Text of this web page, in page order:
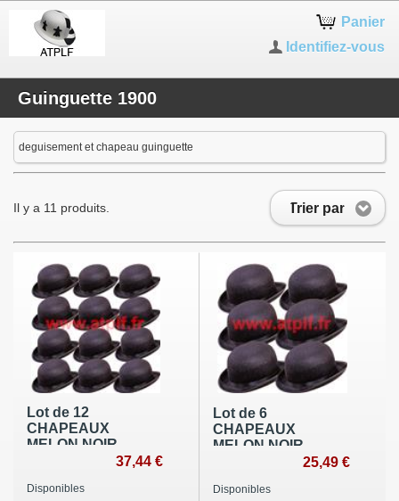
Panier
Identifiez-vous
Guinguette 1900
deguisement et chapeau guinguette
Trier par
Il y a 11 produits.
Lot de 12
CHAPEAUX
MELON NOIR
ADULTE pas cher
37,44 €
Disponibles
Lot de 6
CHAPEAUX
MELON NOIR
ADULTE pas cher
25,49 €
Disponibles